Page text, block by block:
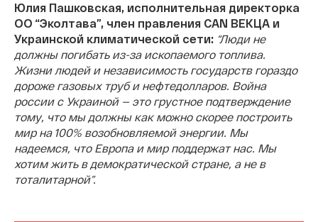
Юлия Пашковская, исполнительная директорка
ОО “Эколтава”, член правления CAN ВЕКЦА и
Украинской климатической сети: “Люди не
должны погибать из-за ископаемого топлива.
Жизни людей и независимость государств гораздо
дороже газовых труб и нефтедолларов. Война
россии с Украиной — это грустное подтверждение
тому, что мы должны как можно скорее построить
мир на 100% возобновляемой энергии. Мы
надеемся, что Европа и мир поддержат нас. Мы
хотим жить в демократической стране, а не в
тоталитарной”.